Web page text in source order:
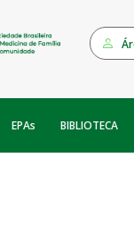
EPAs BIBLIOTECA